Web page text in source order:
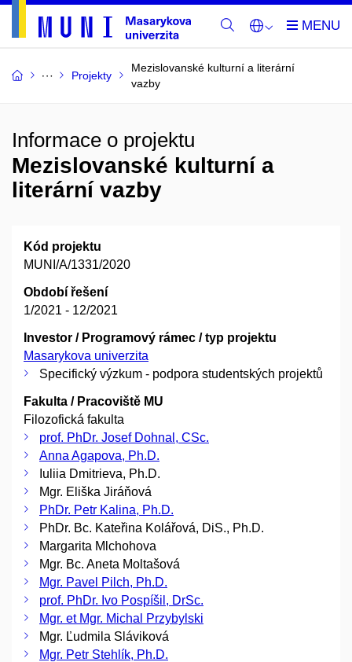
Projekty
Mezislovanské kulturní a literární
vazby
Informace o projektu
Mezislovanské kulturní a
literární vazby
Kód projektu
MUNI/A/1331/2020
Období řešení
1/2021 - 12/2021
Investor / Programový rámec / typ projektu
Masarykova univerzita
Specifický výzkum - podpora studentských projektů
Fakulta / Pracoviště MU
Filozofická fakulta
prof. PhDr. Josef Dohnal, CSc.
Anna Agapova, Ph.D.
Iuliia Dmitrieva, Ph.D.
Mgr. Eliška Jiráňová
PhDr. Petr Kalina, Ph.D.
PhDr. Bc. Kateřina Kolářová, DiS., Ph.D.
Margarita Mlchohova
Mgr. Bc. Aneta Moltašová
Mgr. Pavel Pilch, Ph.D.
prof. PhDr. Ivo Pospíšil, DrSc.
Mgr. et Mgr. Michal Przybylski
Mgr. Ľudmila Sláviková
Mgr. Petr Stehlík, Ph.D.